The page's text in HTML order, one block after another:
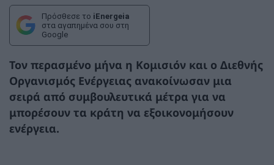
Πρόσθεσε το iEnergeia
στα αγαπημένα σου στη
Google
Τον περασμένο μήνα η Κομισιόν και ο Διεθνής
Οργανισμός Ενέργειας ανακοίνωσαν μια
σειρά από συμβουλευτικά μέτρα για να
μπορέσουν τα κράτη να εξοικονομήσουν
ενέργεια.